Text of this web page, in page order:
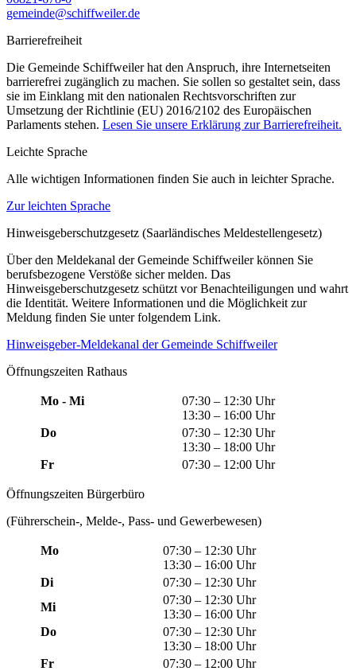
gemeinde@schiffweiler.de
Barrierefreiheit
Die Gemeinde Schiffweiler hat den Anspruch, ihre Internetseiten
barrierefrei zugänglich zu machen. Sie sollen so gestaltet sein, dass
sie im Einklang mit den nationalen Rechtsvorschriften zur
Umsetzung der Richtlinie (EU) 2016/2102 des Europäischen
Parlaments stehen. Lesen Sie unsere Erklärung zur Barrierefreiheit.
Leichte Sprache
Alle wichtigen Informationen finden Sie auch in leichter Sprache.
Zur leichten Sprache
Hinweisgeberschutzgesetz (Saarländisches Meldestellengesetz)
Über den Meldekanal der Gemeinde Schiffweiler können Sie
berufsbezogene Verstöße sicher melden. Das
Hinweisgeberschutzgesetz schützt vor Benachteiligungen und wahrt
die Identität. Weitere Informationen und die Möglichkeit zur
Meldung finden Sie unter folgendem Link.
Hinweisgeber-Meldekanal der Gemeinde Schiffweiler
Öffnungszeiten Rathaus
Mo - Mi
07:30 – 12:30 Uhr
13:30 – 16:00 Uhr
Do
07:30 – 12:30 Uhr
13:30 – 18:00 Uhr
Fr
07:30 – 12:00 Uhr
Öffnungszeiten Bürgerbüro
(Führerschein-, Melde-, Pass- und Gewerbewesen)
Mo
07:30 – 12:30 Uhr
13:30 – 16:00 Uhr
Di
07:30 – 12:30 Uhr
Mi
07:30 – 12:30 Uhr
13:30 – 16:00 Uhr
Do
07:30 – 12:30 Uhr
13:30 – 18:00 Uhr
Fr
07:30 – 12:00 Uhr